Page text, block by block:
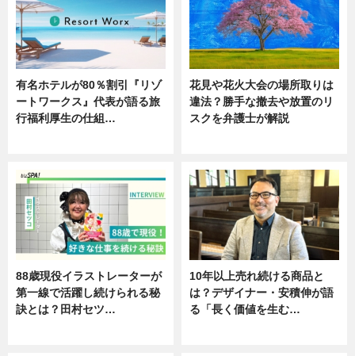
有名ホテルが80％割引『リゾ
ートワークス』代表が語る旅
行福利厚生の仕組…
花見や花火大会の場所取りは
違法？勝手な撤去や放置のリ
スクを弁護士が解説
88歳現役イラストレーターが
第一線で活躍し続けられる秘
訣とは？田村セツ…
10年以上売れ続ける商品と
は？デザイナー・安積伸が語
る「長く価値を生む…